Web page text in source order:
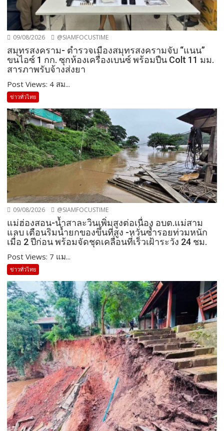
09/08/2026 @SIAMFOCUSTIME
สมุทรสงคราม- ตำรวจเมืองสมุทรสงครามจับ “แนน”
ขนไอซ์ 1 กก. ซุกห้องเครื่องเบนซ์ พร้อมปืน Colt 11 มม.
สารภาพรับจ้างส่งยา
Post Views: 4 สม...
ข่าวทั่วไทย
09/08/2026 @SIAMFOCUSTIME
แม่ฮ่องสอน-น้ำสาละวินเพิ่มสูงต่อเนื่อง อบต.แม่สาม
แลบ เตือนริมน้ำยกของขึ้นที่สูง -หวั่นซ้ำรอยท่วมหนัก
เมื่อ 2 ปีก่อน พร้อมจัดชุดเคลื่อนที่เร็วเฝ้าระวัง 24 ชม.
Post Views: 7 แม...
ข่าวทั่วไทย